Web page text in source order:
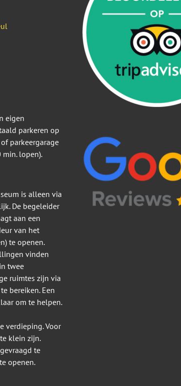
eigen
parkeren op
parkeergarage
min. lopen).
is alleen via
De begeleider
aan een
van het
te openen.
vinden
twee
ruimtes zijn via
bereiken. Een
om te helpen.
verdieping. Voor
klein zijn.
te
openen.